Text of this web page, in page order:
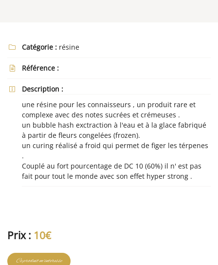
l'adresse email indiqué ci-dessus. Vous pouvez vous désinscrire à tout moment en
utilisantle formulaire de désinscription
Inscription
 Catégorie : résine
 Référence :

Description :
une résine pour les connaisseurs , un produit rare et
complexe avec des notes sucrées et crémeuses .
un bubble hash exctraction à l'eau et à la glace fabriqué
à partir de fleurs congelées (frozen).
un curing réalisé a froid qui permet de figer les térpenes
.
Couplé au fort pourcentage de DC 10 (60%) il n' est pas
fait pour tout le monde avec son effet hyper strong .
Prix : 10€
Ce produit m'intéresse